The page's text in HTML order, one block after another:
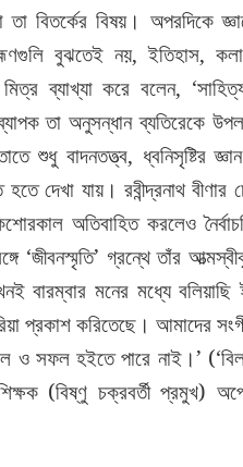
বিতর্কের বিষয়। অপরদিকে
বুঝতেই নয়, ইতিহাস,
ব্যাখ্যা করে বলেন,
তা অনুসন্ধান ব্যতিরেকে
শুধু বাদনতত্ত্ব, ধ্বনিসৃষ্টির
দেখা যায়। রবীন্দ্রনাথ বীণার
অতিবাহিত করলেও
‘জীবনস্মৃতি’ গ্রন্থে তাঁর
বারম্বার মনের মধ্যে বলিয়াছি
প্রকাশ করিতেছে। আমাদের
ও সফল হইতে পারে নাই।’
(বিষ্ণু চক্রবর্তী প্রমুখ)